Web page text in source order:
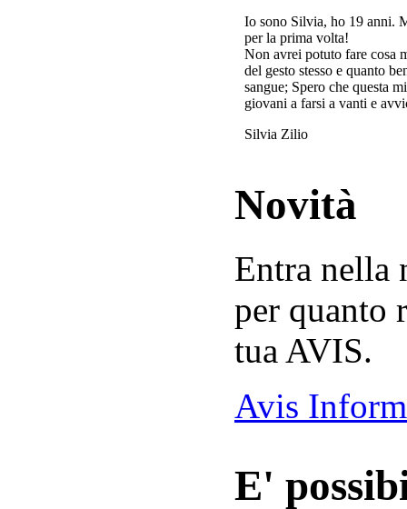
Io sono Silvia, ho 19 anni.
per la prima volta!
Non avrei potuto fare cosa
del gesto stesso e quanto
sangue; Spero che questa
giovani a farsi a vanti e
Silvia Zilio
Novità
Entra nella
per quanto
tua AVIS.
Avis
E'